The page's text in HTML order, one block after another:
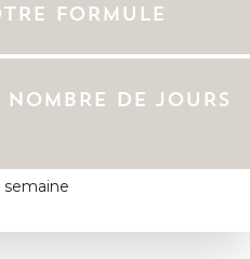
FORMULE
DE JOURS
semaine